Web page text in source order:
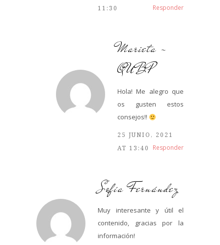
11:30
Responder
Marieta -
QUBP
Hola! Me alegro que
os gusten estos
consejos!!
25 JUNIO, 2021
AT 13:40
Responder
Sofía Fernández
Muy interesante y útil el
contenido, gracias por la
información!